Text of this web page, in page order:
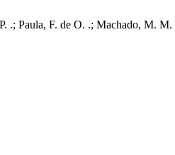
.; Paula, F. de O. .; Machado, M.